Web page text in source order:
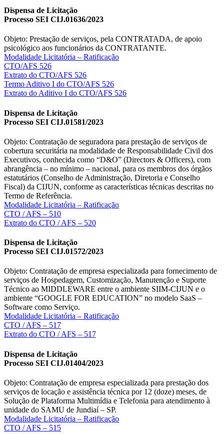
Dispensa de Licitação
Processo SEI CIJ.01636/2023
Objeto: Prestação de serviços, pela CONTRATADA, de apoio
psicológico aos funcionários da CONTRATANTE.
Modalidade Licitatória – Ratificação
CTO/AFS 526
Extrato do CTO/AFS 526
Termo Aditivo I do CTO/AFS 526
Extrato do Aditivo I do CTO/AFS 526
Dispensa de Licitação
Processo SEI CIJ.01581/2023
Objeto: Contratação de seguradora para prestação de serviços de
cobertura securitária na modalidade de Responsabilidade Civil dos
Executivos, conhecida como “D&O” (Directors & Officers), com
abrangência – no mínimo – nacional, para os membros dos órgãos
estatutários (Conselho de Administração, Diretoria e Conselho
Fiscal) da CIJUN, conforme as características técnicas descritas no
Termo de Referência.
Modalidade Licitatória – Ratificação
CTO / AFS – 510
Extrato do CTO / AFS – 520
Dispensa de Licitação
Processo SEI CIJ.01572/2023
Objeto: Contratação de empresa especializada para fornecimento de
serviços de Hospedagem, Customização, Manutenção e Suporte
Técnico ao MIDDLEWARE entre o ambiente SIIM-CIJUN e o
ambiente “GOOGLE FOR EDUCATION” no modelo SaaS –
Software como Serviço.
Modalidade Licitatória – Ratificação
CTO / AFS – 517
Extrato do CTO / AFS – 517
Dispensa de Licitação
Processo SEI CIJ.01404/2023
Objeto: Contratação de empresa especializada para prestação dos
serviços de locação e assistência técnica por 12 (doze) meses, de
Solução de Plataforma Multimídia e Telefonia para atendimento à
unidade do SAMU de Jundiaí – SP.
Modalidade Licitatória – Ratificação
CTO / AFS – 515